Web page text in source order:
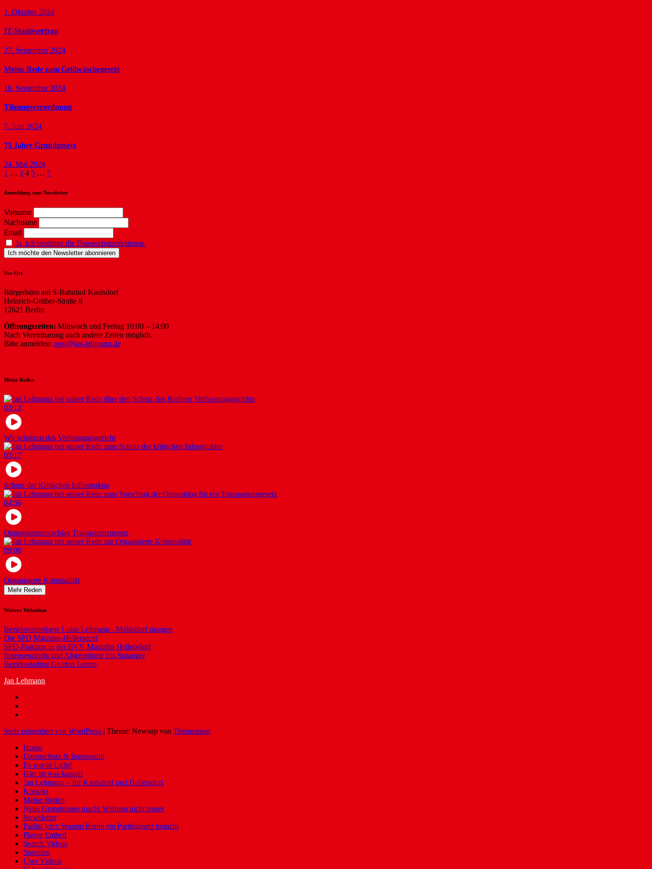
1. Oktober 2024
IT-Staatsvertrag
27. September 2024
Meine Rede zum Geldwäschegesetz
18. September 2024
Tilgungsverordnung
7. Juni 2024
75 Jahre Grundgesetz
24. Mai 2024
Seitennummerierung
der
1 … 3 4 5 … 7
Anmeldung zum Newsletter
Vorname
Nachname
Email
Ja, ich bestätige die Datenschutzerklärung.
Vor Ort
Bürgerbüro am S-Bahnhof Kaulsdorf
Heinrich-Grüber-Straße 8
12621 Berlin
Öffnungszeiten: Mittwoch und Freitag 10:00 – 14:00
Nach Vereinbarung auch andere Zeiten möglich.
Bitte anmelden: post@jan-lehmann.de
Meine Reden
03:12
Wir schützen das Verfassungsgericht
03:17
Schutz der Kritischen Infrastruktur
04:56
Oppositionsvorschlag Transparenzgesetz
09:08
Organisierte Kriminalität
Mehr Reden
Weitere Webseiten
Bezirksverordnete Luise Lehmann - Mahlsdorf morgen
Die SPD Marzahn-Hellersdorf
SPD-Fraktion in der BVV Marzahn-Hellersdorf
Innensenatorin und Abgeordnete Iris Spranger
Bezirksstadtrat Gordon Lemm
Jan Lehmann
Stolz präsentiert von WordPress | Theme: Newsup von Themeansar
Home
Datenschutz & Impressum
Es werde Licht!
Hier ist was kaputt!
Jan Lehmann – für Kaulsdorf und Hellersdorf
Kontakt
Meine Reden
Neue Grundsteuer macht Wohnen nicht teurer
Newsletter
Parität jetzt: Warum Berlin ein Paritégesetz braucht
Player Embed
Search Videos
Spenden
User Videos